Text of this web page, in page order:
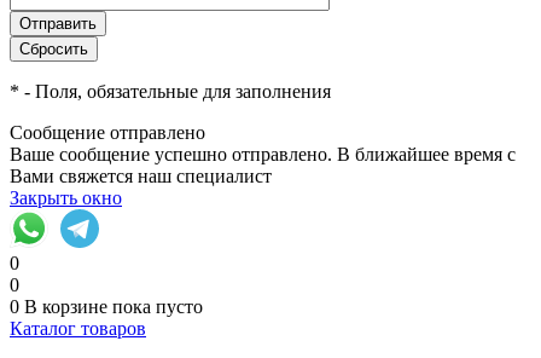
* - Поля, обязательные для заполнения
Сообщение отправлено
Ваше сообщение успешно отправлено. В ближайшее время с
Вами свяжется наш специалист
Закрыть окно
0
0
0 В корзине пока пусто
Каталог товаров